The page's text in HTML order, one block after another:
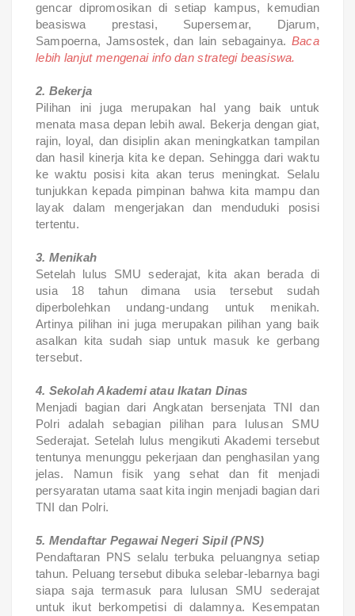
gencar dipromosikan di setiap kampus, kemudian
beasiswa prestasi, Supersemar, Djarum,
Sampoerna, Jamsostek, dan lain sebagainya. Baca
lebih lanjut mengenai info dan strategi beasiswa.
2. Bekerja
Pilihan ini juga merupakan hal yang baik untuk
menata masa depan lebih awal. Bekerja dengan giat,
rajin, loyal, dan disiplin akan meningkatkan tampilan
dan hasil kinerja kita ke depan. Sehingga dari waktu
ke waktu posisi kita akan terus meningkat. Selalu
tunjukkan kepada pimpinan bahwa kita mampu dan
layak dalam mengerjakan dan menduduki posisi
tertentu.
3. Menikah
Setelah lulus SMU sederajat, kita akan berada di
usia 18 tahun dimana usia tersebut sudah
diperbolehkan undang-undang untuk menikah.
Artinya pilihan ini juga merupakan pilihan yang baik
asalkan kita sudah siap untuk masuk ke gerbang
tersebut.
4. Sekolah Akademi atau Ikatan Dinas
Menjadi bagian dari Angkatan bersenjata TNI dan
Polri adalah sebagian pilihan para lulusan SMU
Sederajat. Setelah lulus mengikuti Akademi tersebut
tentunya menunggu pekerjaan dan penghasilan yang
jelas. Namun fisik yang sehat dan fit menjadi
persyaratan utama saat kita ingin menjadi bagian dari
TNI dan Polri.
5. Mendaftar Pegawai Negeri Sipil (PNS)
Pendaftaran PNS selalu terbuka peluangnya setiap
tahun. Peluang tersebut dibuka selebar-lebarnya bagi
siapa saja termasuk para lulusan SMU sederajat
untuk ikut berkompetisi di dalamnya. Kesempatan